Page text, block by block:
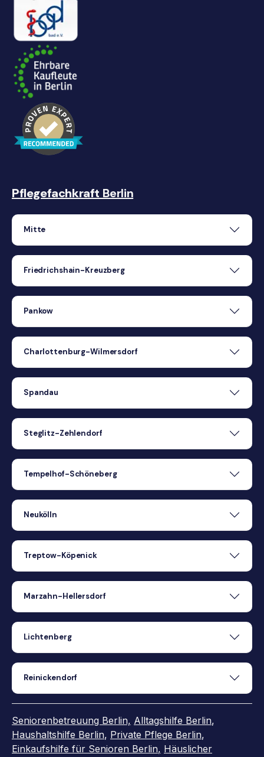
Pflegefachkraft Berlin
Mitte
Friedrichshain-Kreuzberg
Pankow
Charlottenburg-Wilmersdorf
Spandau
Steglitz-Zehlendorf
Tempelhof-Schöneberg
Neukölln
Treptow-Köpenick
Marzahn-Hellersdorf
Lichtenberg
Reinickendorf
Seniorenbetreuung Berlin, Alltagshilfe Berlin,
Haushaltshilfe Berlin, Private Pflege Berlin,
Einkaufshilfe für Senioren Berlin, Häuslicher